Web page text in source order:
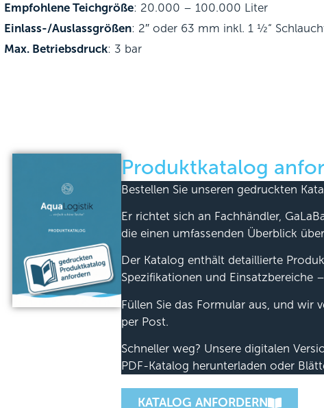
Empfohlene Teichgröße: 20.000 – 100.000 Liter
Einlass-/Auslassgrößen: 2″ oder 63 mm inkl. 1 ½“
Max. Betriebsdruck: 3 bar
Produktkatalog
Bestellen Sie unseren gedruckten
Er richtet sich an Fachhändler,
die einen umfassenden Überblick
Der Katalog enthält detaillierte
Spezifikationen und Einsatzbereiche
Füllen Sie das Formular aus, und wir
per Post.
Schneller weg? Unsere digitalen
PDF-Katalog herunterladen oder
KATALOG ANFORDERN